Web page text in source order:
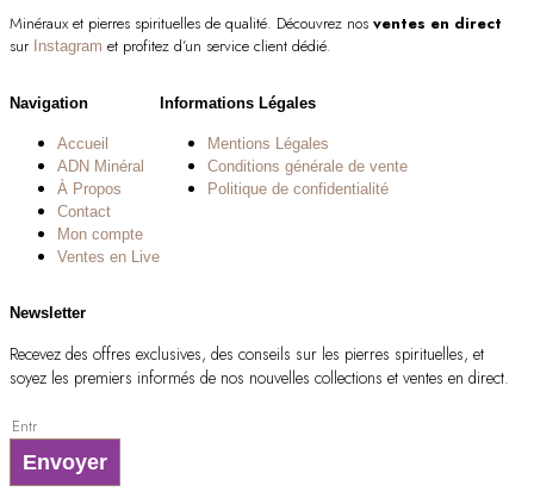
Minéraux et pierres spirituelles de qualité. Découvrez nos ventes en direct
sur Instagram et profitez d’un service client dédié.
Navigation
Accueil
ADN Minéral
À Propos
Contact
Mon compte
Ventes en Live
Informations Légales
Mentions Légales
Conditions générale de vente
Politique de confidentialité
Newsletter
Recevez des offres exclusives, des conseils sur les pierres spirituelles, et
soyez les premiers informés de nos nouvelles collections et ventes en direct.
Envoyer